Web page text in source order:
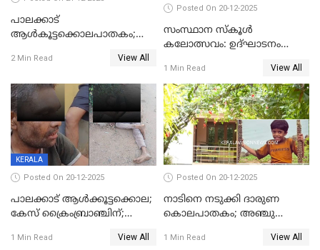
പാലക്കാട്‌
ആൾകൂട്ടക്കൊലപാതകം;
ഊർജ്ജിതമാക്കിമാക്കി
2 Min Read View All
Posted On 20-12-2025
സംസ്ഥാന സ്കൂൾ
കലോത്സവം: ഉദ്ഘാടനം
മുഖ്യാതിഥിയായി
മോഹൻലാൽ
1 Min Read View All
KERALA
Posted On 20-12-2025
പാലക്കാട് ആൾക്കൂട്ടക്കൊല;
കേസ് ക്രൈംബ്രാഞ്ചിന്;
അന്വേഷിക്കും
1 Min Read View All
Posted On 20-12-2025
നാടിനെ നടുക്കി ദാരുണ
കൊലപാതകം; അഞ്ചു
കഴുത്തുഞെരിച്ച് കൊന്നു
1 Min Read View All